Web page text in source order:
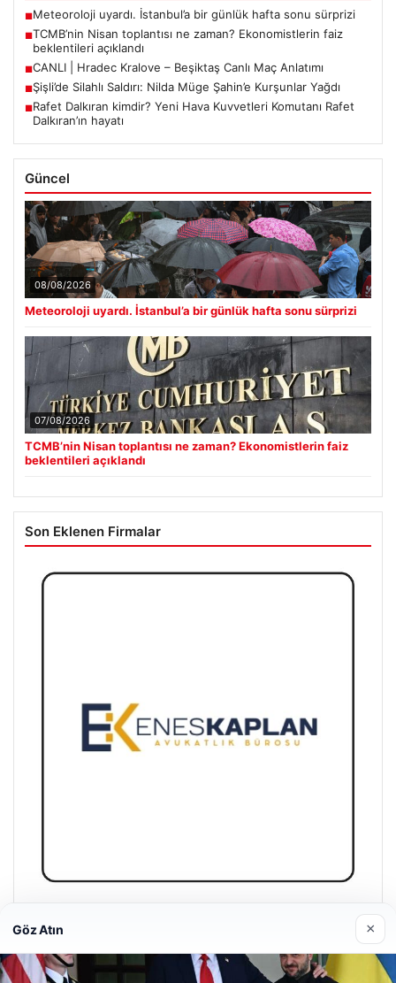
■Meteoroloji uyardı. İstanbul’a bir günlük hafta sonu sürprizi
■TCMB’nin Nisan toplantısı ne zaman? Ekonomistlerin faiz
beklentileri açıklandı
■CANLI | Hradec Kralove – Beşiktaş Canlı Maç Anlatımı
■Şişli’de Silahlı Saldırı: Nilda Müge Şahin’e Kurşunlar Yağdı
■Rafet Dalkıran kimdir? Yeni Hava Kuvvetleri Komutanı Rafet
Dalkıran’ın hayatı
Güncel
08/08/2026
Meteoroloji uyardı. İstanbul’a bir günlük hafta sonu sürprizi
07/08/2026
TCMB’nin Nisan toplantısı ne zaman? Ekonomistlerin faiz
beklentileri açıklandı
Son Eklenen Firmalar
Enes Kaplan Avukatlık Bürosu
Göz Atın ×